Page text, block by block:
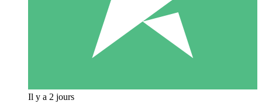
Il y a 2 jours